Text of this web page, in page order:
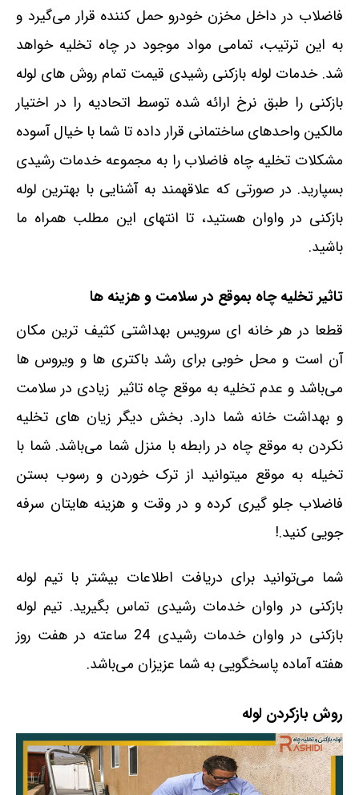
فاضلاب در داخل مخزن خودرو حمل کننده قرار می‌گیرد و
به این ترتیب، تمامی مواد موجود در چاه تخلیه خواهد
شد. خدمات لوله بازکنی رشیدی قیمت تمام روش های لوله
بازکنی را طبق نرخ ارائه شده توسط اتحادیه را در اختیار
مالکین واحدهای ساختمانی قرار داده تا شما با خیال آسوده
مشکلات تخلیه چاه فاضلاب را به مجموعه خدمات رشیدی
بسپارید. در صورتی که علاقهمند به آشنایی با بهترین لوله
بازکنی در واوان هستید، تا انتهای این مطلب همراه ما
باشید.
تاثیر تخلیه چاه بموقع در سلامت و هزینه ها
قطعا در هر خانه ای سرویس بهداشتی کثیف ترین مکان
آن است و محل خوبی برای رشد باکتری ها و ویروس ها
می‌باشد و عدم تخلیه به موقع چاه تاثیر زیادی در سلامت
و بهداشت خانه شما دارد. بخش دیگر زیان های تخلیه
نکردن به موقع چاه در رابطه با منزل شما می‌باشد. شما با
تخیله به موقع میتوانید از ترک خوردن و رسوب بستن
فاضلاب جلو گیری کرده و در وقت و هزینه هایتان سرفه
جویی کنید.!
شما می‌توانید برای دریافت اطلاعات بیشتر با تیم لوله
بازکنی در واوان خدمات رشیدی تماس بگیرید. تیم لوله
بازکنی در واوان خدمات رشیدی 24 ساعته در هفت روز
هفته آماده پاسخگویی به شما عزیزان می‌باشد.
روش بازکردن لوله